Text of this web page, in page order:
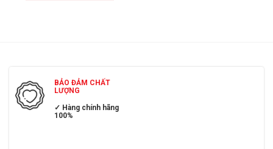
BẢO ĐẢM CHẤT
LƯỢNG
✓ Hàng chính hãng
100%